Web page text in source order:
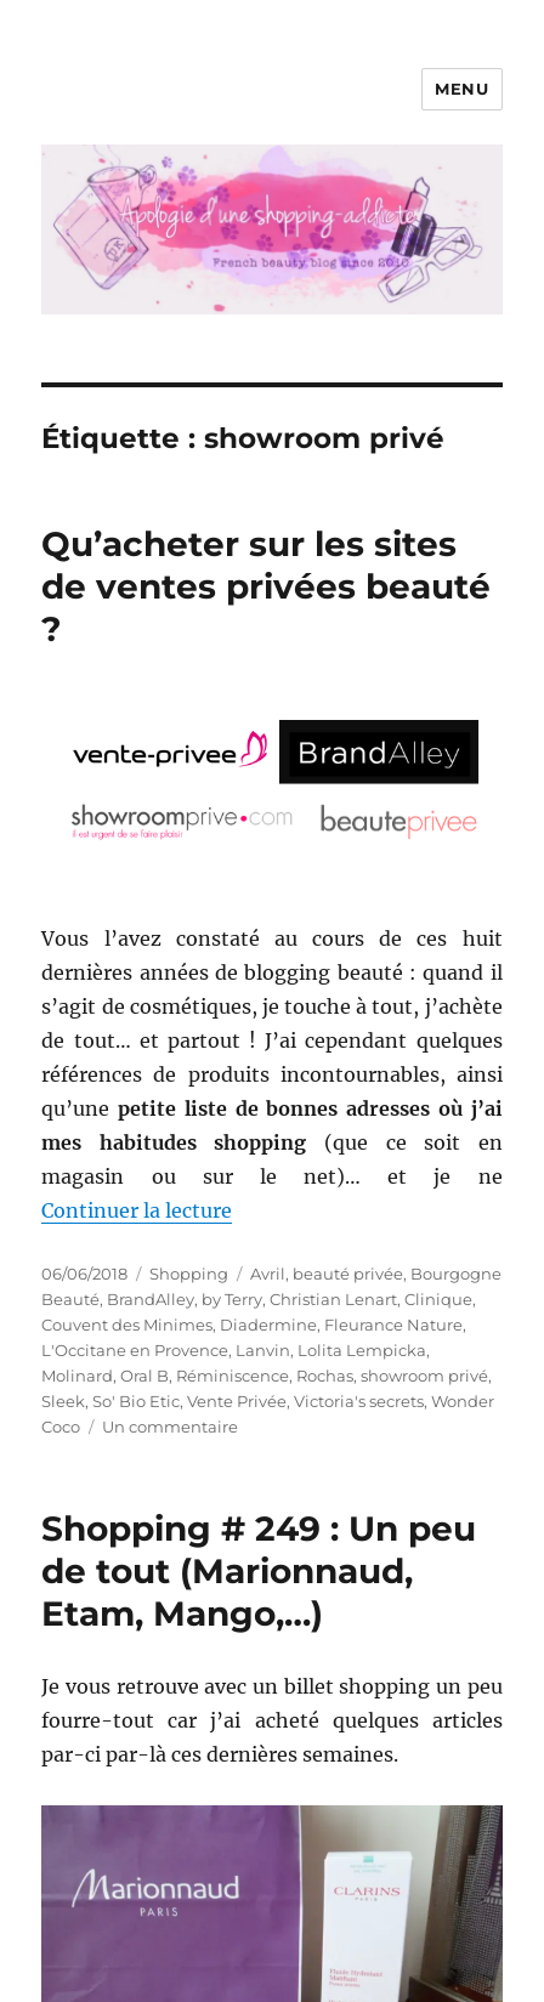
Apologie d'une Shopping-addicte
MENU
Étiquette :showroom privé
Qu’acheter sur les sites
de ventes privées beauté
?
Vous l’avez constaté au cours de ces huit
dernières années de blogging beauté : quand il
s’agit de cosmétiques, je touche à tout, j’achète
de tout… et partout ! J’ai cependant quelques
références de produits incontournables, ainsi
qu’unepetite liste de bonnes adresses où j’ai
mes habitudes shopping (que ce soit en
magasin ou sur le net)… et je ne
Continuer la lecture
Publié
le
06/06/2018 Catégories
Shopping Étiquettes
Avril, beauté privée, Bourgogne
Beauté, BrandAlley, by Terry,Christian Lenart,Clinique,
Couvent des Minimes, Diadermine, Fleurance Nature,
L'Occitane en Provence, Lanvin, Lolita Lempicka,
Molinard,Oral B, Réminiscence, Rochas,showroom privé,
Sleek,So' Bio Etic,Vente Privée,Victoria's secrets,Wonder
Coco
Un commentairesur
sites
ventes
privées
beauté
Shopping # 249 : Un peu
de tout (Marionnaud,
Etam, Mango,…)
Je vous retrouve avec un billet shopping un peu
fourre-tout car j’ai acheté quelques articles
par-ci par-là ces dernières semaines.